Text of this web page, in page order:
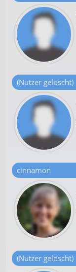
(Nutzer gelöscht)
cinnamon
(Nutzer gelöscht)